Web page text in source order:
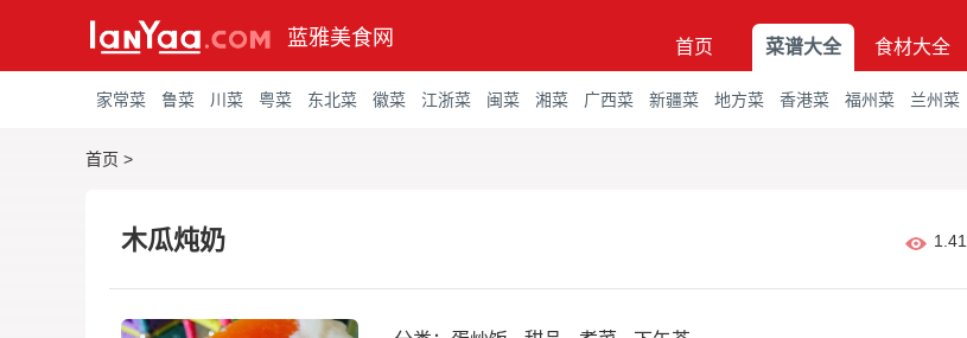
蓝雅美食网 首页 菜谱大全 食材大全
家常菜 鲁菜 川菜 粤菜 东北菜 徽菜 江浙菜 闽菜 湘菜 广西菜 新疆菜 地方菜 香港菜 福州菜 兰州菜
首页 >
木瓜炖奶